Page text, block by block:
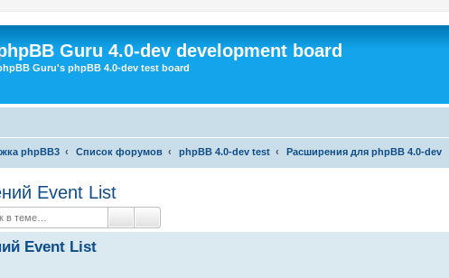
Guru 4.0-dev development board
Guru's phpBB 4.0-dev test board
phpBB3 Список форумов phpBB 4.0-dev test Расширения для phpBB 4.0-dev
Event List
ПоискРасширенный поиск
Event List